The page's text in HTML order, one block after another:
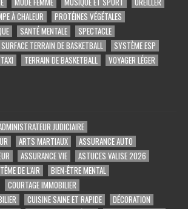
À CHALEUR
PROTÉINES VÉGÉTALES
SANTÉ MENTALE
SPECTACLE
SURFACE TERRAIN DE BASKETBALL
SYSTÈME ESP
TAXI TERRAIN DE BASKETBALL VOYAGER LÉGER
JUDICIAIRE
ARTS MARTIAUX
ASSURANCE AUTO
ASSURANCE VIE
ASTUCES VALISE 2026
DE L'AIR
BIEN-ÊTRE MENTAL
COURTAGE IMMOBILIER
CUISINE SAINE ET RAPIDE
DÉCORATION